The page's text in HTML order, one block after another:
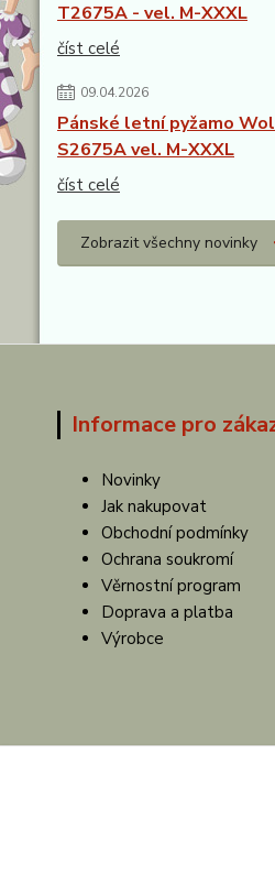
T2675A - vel. M-XXXL
číst celé
09.04.2026
Pánské letní pyžamo
S2675A vel. M-XXXL
číst celé
Zobrazit všechny novinky
Informace pro
Novinky
Jak nakupovat
Obchodní podmínky
Ochrana soukromí
Věrnostní program
Doprava a platba
Výrobce